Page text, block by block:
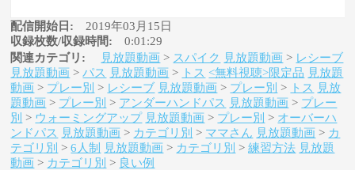
配信開始日: 2019年03月15日
収録枚数/収録時間: 0:01:29
関連カテゴリ:
見放題動画 > スパイク 見放題動画 > レシーブ
見放題動画 >パス 見放題動画 > トス <無料視聴>限定品 見放題
動画 > プレー別 > レシーブ 見放題動画 > プレー別 > トス 見放
題動画 > プレー別 > アンダーハンドパス 見放題動画 > プレー
別 > ウォーミングアップ 見放題動画 > プレー別 > オーバーハ
ンドパス 見放題動画 > カテゴリ別 > ママさん 見放題動画 > カ
テゴリ別 >6人制 見放題動画 > カテゴリ別 >練習方法 見放題
動画 > カテゴリ別 > 良い例